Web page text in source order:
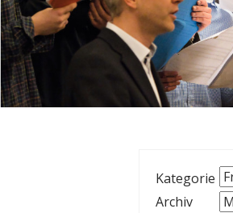
Kategorie
Archiv